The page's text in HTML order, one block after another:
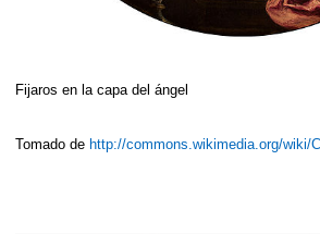
Fijaros en la capa del ángel
Tomado de http://commons.wikimedia.org/wiki/